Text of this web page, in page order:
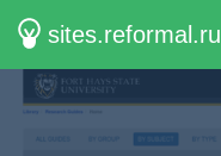
sites.reformal.ru